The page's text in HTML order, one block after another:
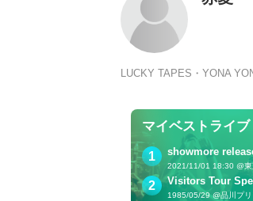
LUCKY TAPES・YONA
マイベストライブ
1
2021/11/01 18:30 @東
2 Visitors Tour
1985/05/29 @品川プ